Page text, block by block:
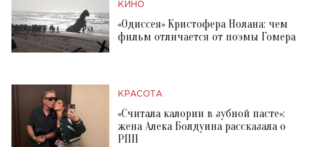
КИНО
«Одиссея» Кристофера Нолана: чем
фильм отличается от поэмы Гомера
КРАСОТА
«Считала калории в зубной пасте»:
жена Алека Болдуина рассказала о
РПП